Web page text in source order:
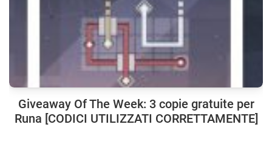
Giveaway Of The Week: 3 copie gratuite per
Runa [CODICI UTILIZZATI CORRETTAMENTE]